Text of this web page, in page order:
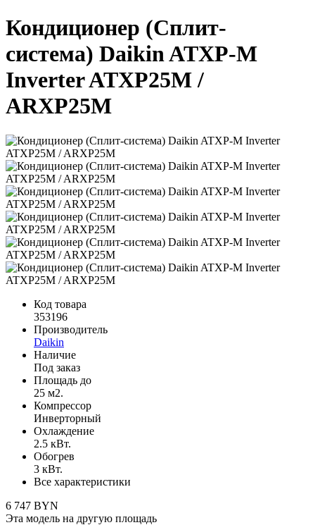
Кондиционер (Сплит-
система) Daikin ATXP-M
Inverter ATXP25M /
ARXP25M
Код товара
353196
Производитель
Daikin
Наличие
Под заказ
Площадь до
25 м2.
Компрессор
Инверторный
Охлаждение
2.5 кВт.
Обогрев
3 кВт.
Все характеристики
6 747 BYN
Эта модель на другую площадь